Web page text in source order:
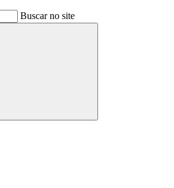
Buscar no site
Buscar